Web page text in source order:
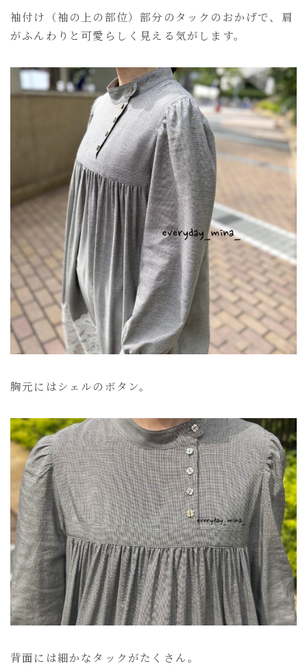
袖付け（袖の上の部位）部分のタックのおかげで、肩
がふんわりと可愛らしく見える気がします。
胸元にはシェルのボタン。
背面には細かなタックがたくさん。